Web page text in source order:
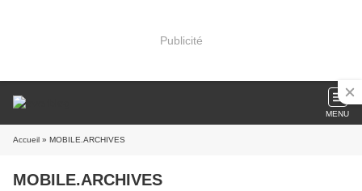
Publicité
MENU
Accueil » MOBILE.ARCHIVES
MOBILE.ARCHIVES